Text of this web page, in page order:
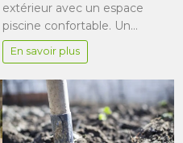
extérieur avec un espace
piscine confortable. Un…
En savoir plus